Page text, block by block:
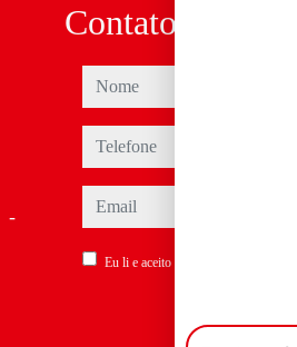
-
Contato
nome
telefone
email
Eu li e aceito os termos de uso e